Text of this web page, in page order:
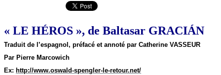
« LE HÉROS », de Baltasar GRACIÁN
Traduit de l’espagnol, préfacé et annoté par Catherine VASSEUR
Par Pierre Marcowich
Ex: http://www.oswald-spengler-le-retour.net/